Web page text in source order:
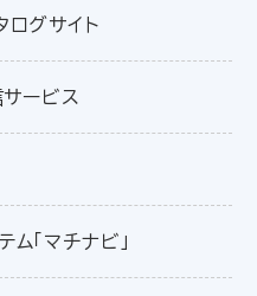
ログサイト
ービス
「マチナビ」